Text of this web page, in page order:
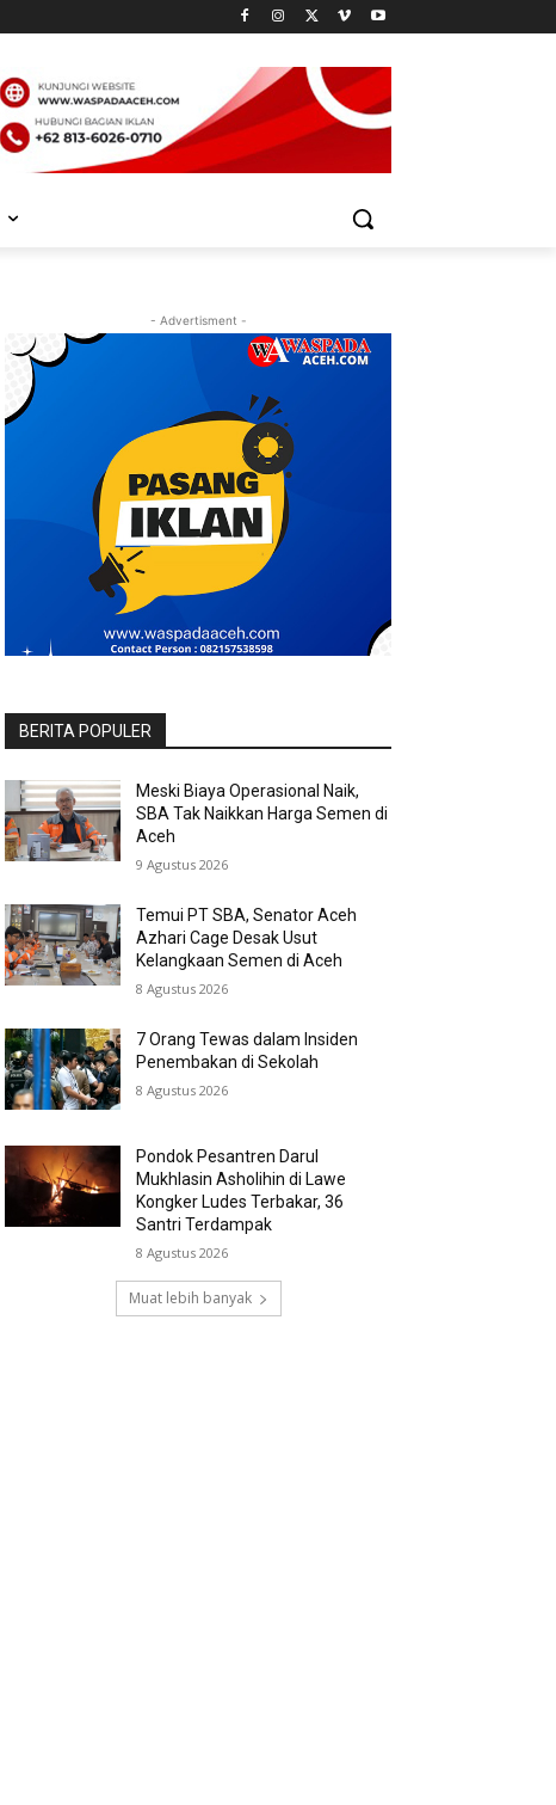
- Advertisment -
BERITA POPULER
Meski Biaya Operasional Naik,
SBA Tak Naikkan Harga Semen di
Aceh
9 Agustus 2026
Temui PT SBA, Senator Aceh
Azhari Cage Desak Usut
Kelangkaan Semen di Aceh
8 Agustus 2026
7 Orang Tewas dalam Insiden
Penembakan di Sekolah
8 Agustus 2026
Pondok Pesantren Darul
Mukhlasin Asholihin di Lawe
Kongker Ludes Terbakar, 36
Santri Terdampak
8 Agustus 2026
Muat lebih banyak